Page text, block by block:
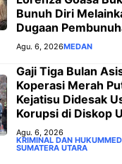
Bunuh Diri
Dugaan
Agu. 6, 2026MEDAN
‎Gaji Tiga Bulan
Koperasi Merah
Kejatisu Didesak
Korupsi di Diskop
Agu. 6, 2026
KRIMINAL DAN HUKUM
SUMATERA UTARA